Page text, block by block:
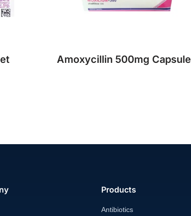
Amoxycillin 500mg Capsule
Products
Antibiotics